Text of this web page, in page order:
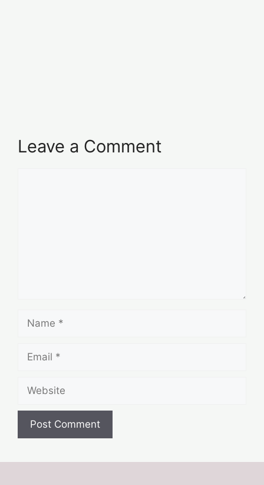
Leave a Comment
Name
Email
Website